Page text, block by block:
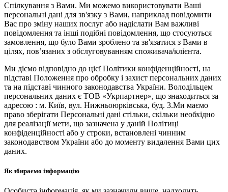
Спілкування з Вами. Ми можемо використовувати Ваші
персональні дані для зв'язку з Вами, наприклад повідомити
Вас про зміну наших послуг або надіслати Вам важливі
повідомлення та інші подібні повідомлення, що стосуються
замовлення, що було Вами зроблено та зв'язатися з Вами в
цілях, пов’язаних з обслуговуванням споживача/клієнта.
Ми діємо відповідно до цієї Політики конфіденційності, на
підставі Положення про обробку і захист персональних даних
та на підставі чинного законодавства України. Володільцем
персональних даних є ТОВ «Укрпартнер», що знаходиться за
адресою : м. Київ, вул. Нижньоюркiвська, буд. 3.Ми маємо
право зберігати Персональні дані стільки, скільки необхідно
для реалізації мети, що зазначена у даній Політиці
конфіденційності або у строки, встановлені чинним
законодавством України або до моменту видалення Вами цих
даних.
Як збираємо інформацію